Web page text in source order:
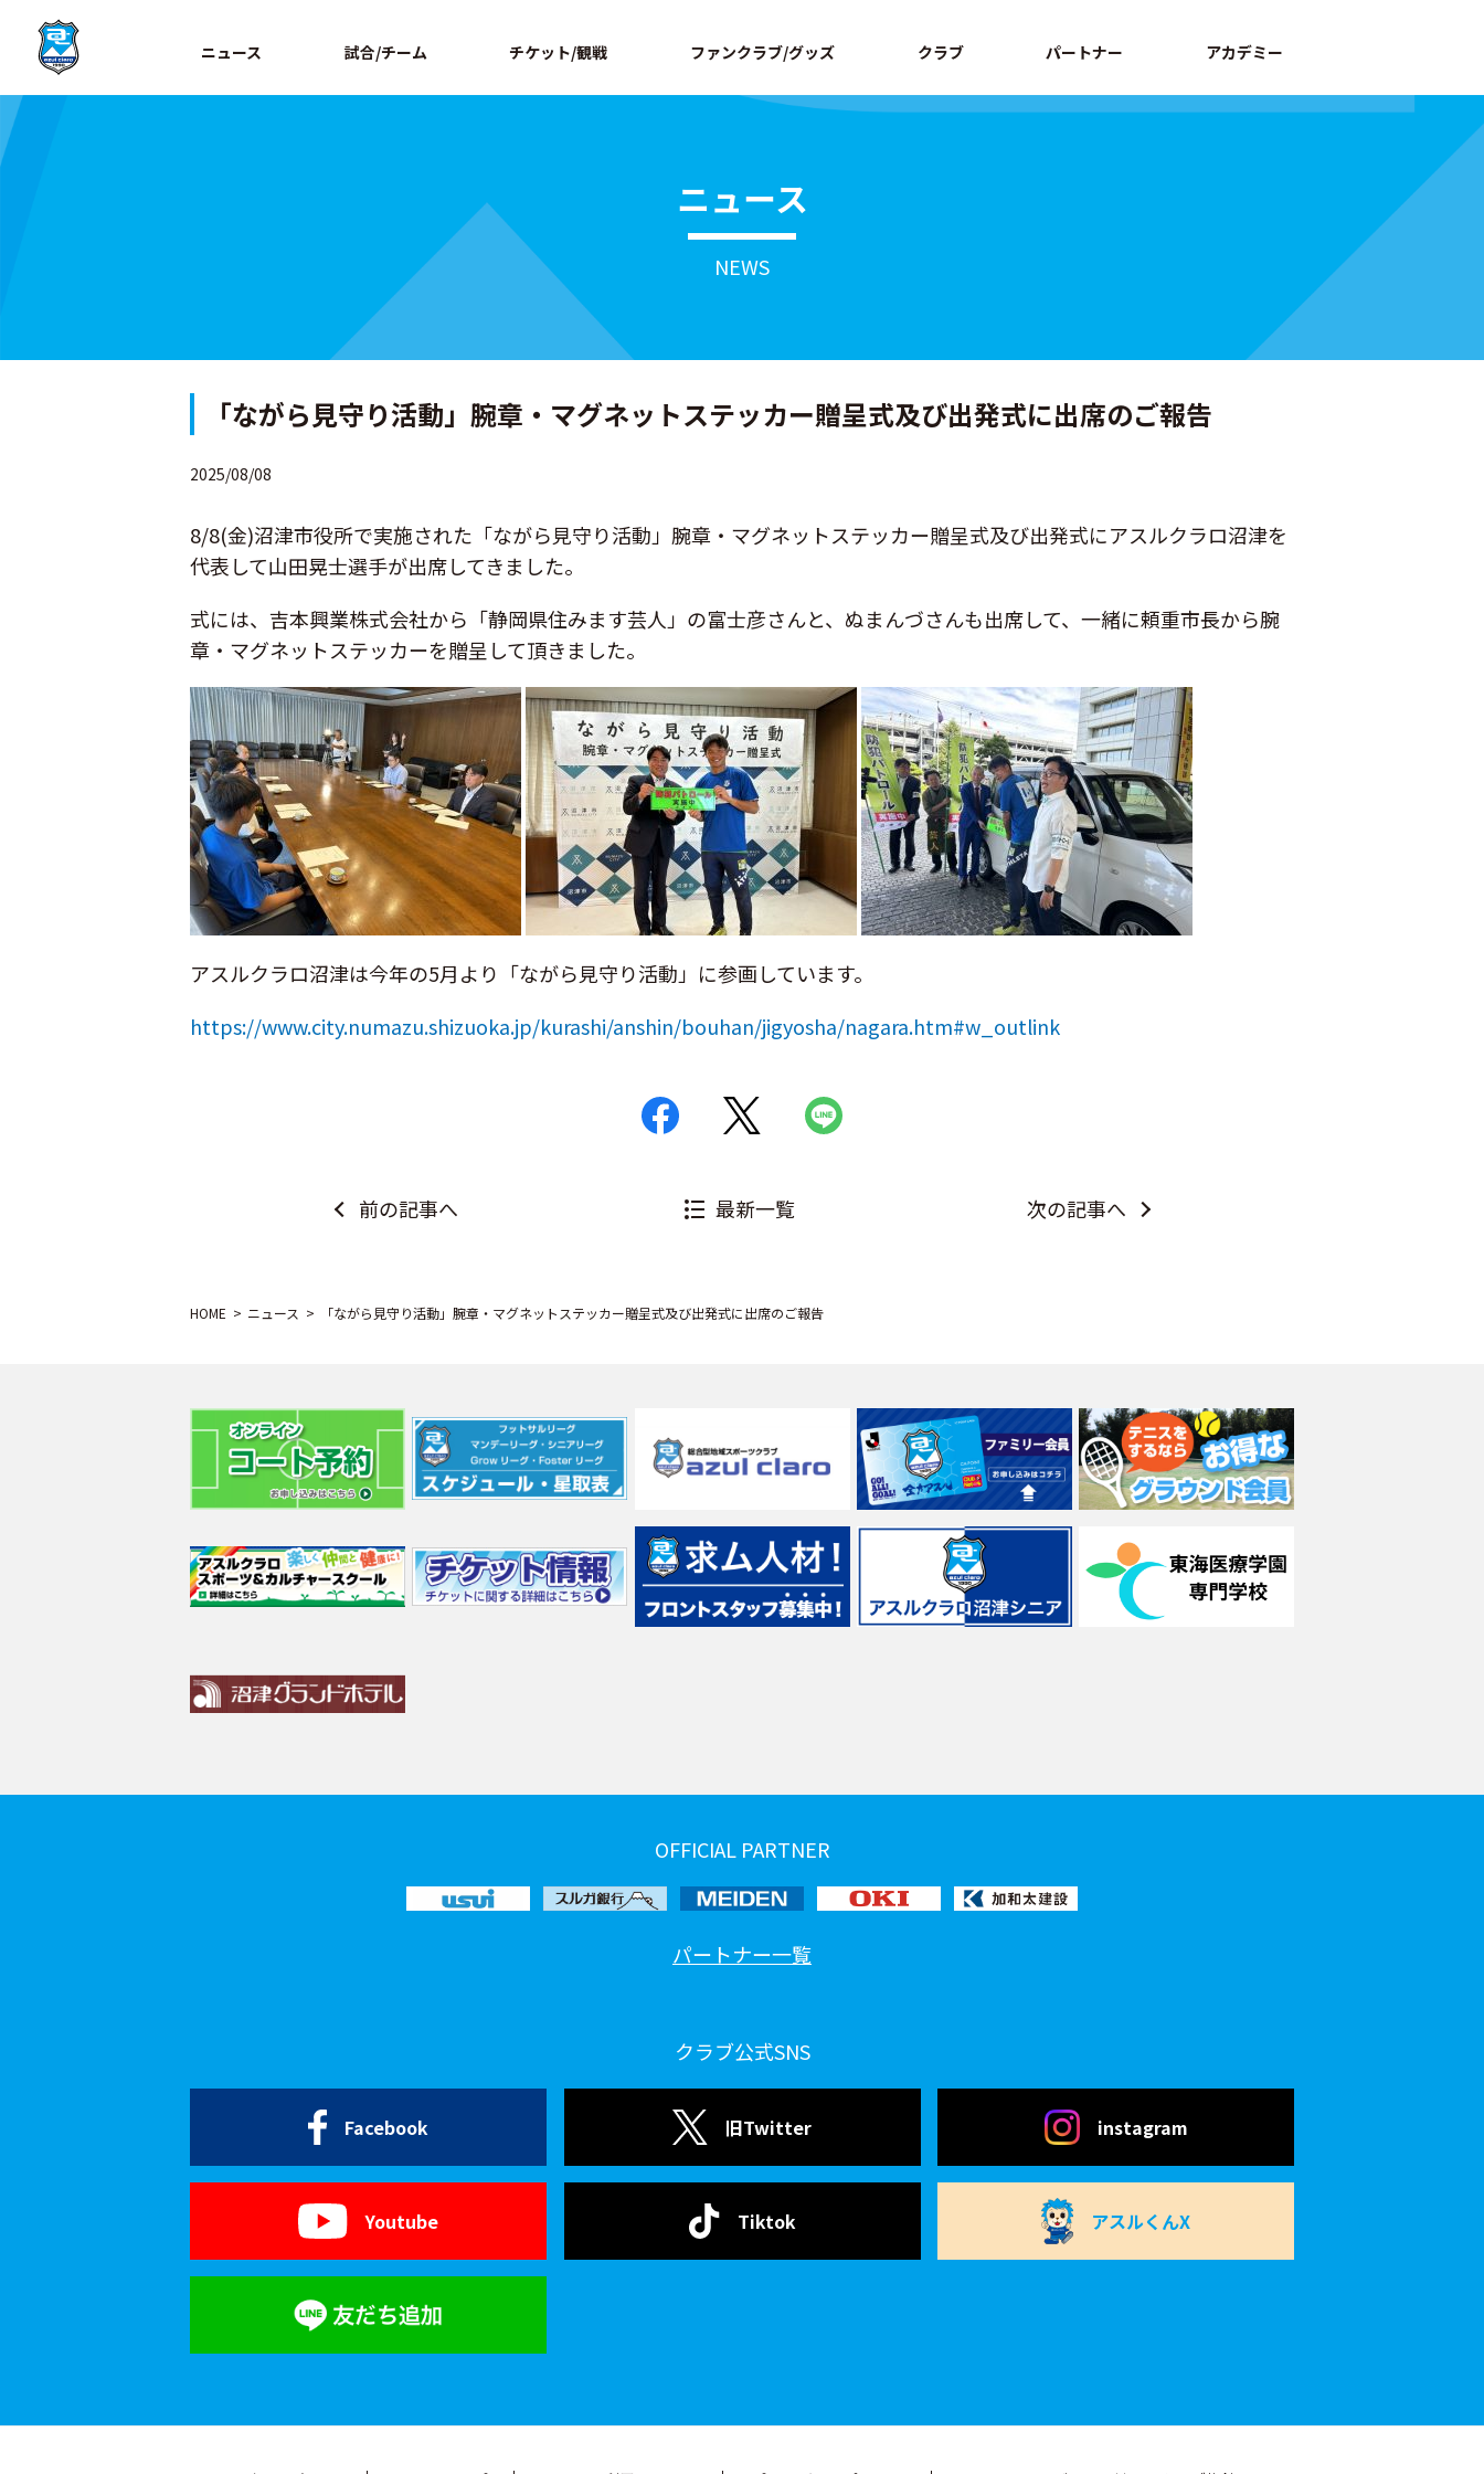
ニュース 試合/チーム チケット/観戦 ファンクラブ/グッズ クラブ パートナー アカデミー
ニュース
NEWS
「ながら見守り活動」腕章・マグネットステッカー贈呈式及び出発式に出席のご報告
2025/08/08
8/8(金)沼津市役所で実施された「ながら見守り活動」腕章・マグネットステッカー贈呈式及び出発式にアスルクラロ沼津を
代表して山田晃士選手が出席してきました。
式には、吉本興業株式会社から 「静岡県住みます芸人」の富士彦さんと、ぬまんづさんも出席して、一緒に頼重市長から腕
章・マグネットステッカーを贈呈して頂きました。
アスルクラロ沼津は今年の5月より「ながら見守り活動」に参画しています。
https://www.city.numazu.shizuoka.jp/kurashi/anshin/bouhan/jigyosha/nagara.htm#w_outlink
前の記事へ 最新一覧 次の記事へ
HOME ニュース 「ながら見守り活動」腕章・マグネットステッカー贈呈式及び出発式に出席のご報告
OFFICIAL PARTNER
パートナー一覧
クラブ公式SNS
Facebook 旧Twitter instagram
Youtube Tiktok アスルくんX